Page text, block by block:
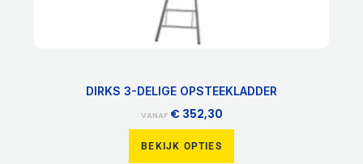
DIRKS 3-DELIGE OPSTEEKLADDER
VANAF €352,30
BEKIJK OPTIES